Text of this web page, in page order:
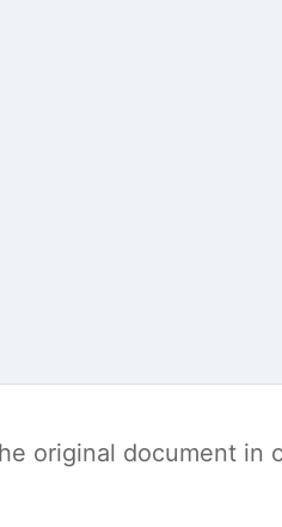
original document in